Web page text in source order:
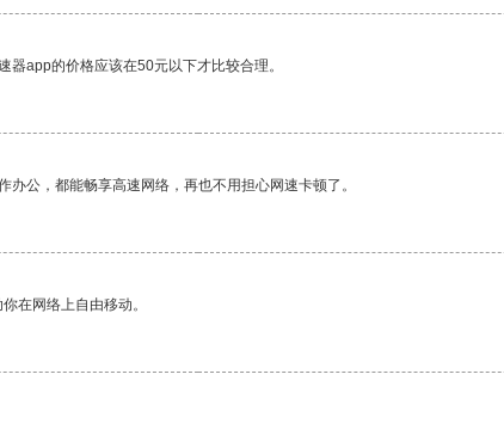
app的价格应该在50元以下才比较合理。
公，都能畅享高速网络，再也不用担心网速卡顿了。
在网络上自由移动。